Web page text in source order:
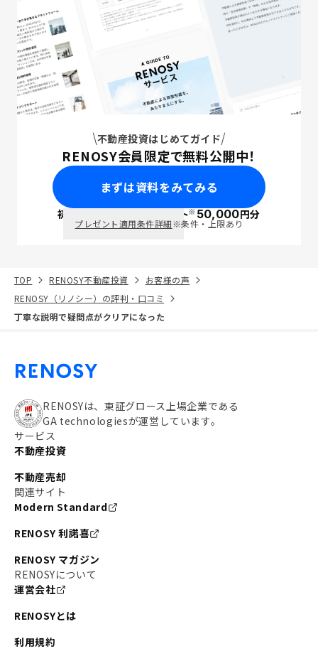
不動産投資はじめてガイド
RENOSY会員限定で無料公開中！
まずは資料をみてみる
初回面談で ポイント※50,000円分
プレゼント適用条件詳細※条件・上限あり
TOP RENOSY不動産投資
お客様の声
RENOSY（リノシー）の評判・口コミ
丁寧な説明で疑問点がクリアになった
RENOSYは、東証グロース上場企業である
GA technologiesが運営しています。
サービス
不動産投資
不動産売却
関連サイト
Modern Standard
RENOSY 利諾喜
RENOSY マガジン
RENOSYについて
運営会社
RENOSYとは
利用規約